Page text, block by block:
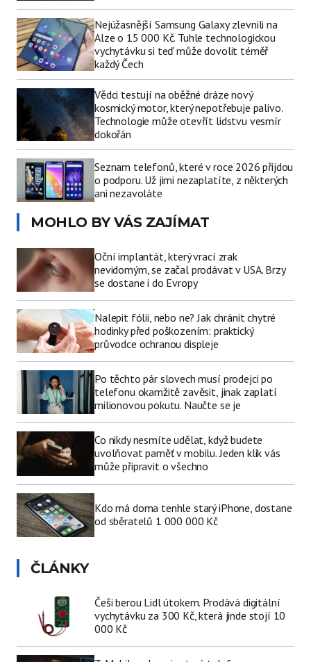
Nejúžasnější Samsung Galaxy zlevnili na
Alze o 15 000 Kč. Tuhle technologickou
vychytávku si teď může dovolit téměř
každý Čech
Vědci testují na oběžné dráze nový
kosmický motor, který nepotřebuje palivo.
Technologie může otevřít lidstvu vesmír
dokořán
Seznam telefonů, které v roce 2026 přijdou
o podporu. Už jimi nezaplatíte, z některých
ani nezavoláte
MOHLO BY VÁS ZAJÍMAT
Oční implantát, který vrací zrak
nevidomým, se začal prodávat v USA. Brzy
se dostane i do Evropy
Nalepit fólii, nebo ne? Jak chránit chytré
hodinky před poškozením: praktický
průvodce ochranou displeje
Po těchto pár slovech musí prodejci po
telefonu okamžitě zavěsit, jinak zaplatí
milionovou pokutu. Naučte se je
Co nikdy nesmíte udělat, když budete
uvolňovat paměť v mobilu. Jeden klik vás
může připravit o všechno
Kdo má doma tenhle starý iPhone, dostane
od sběratelů 1 000 000 Kč
ČLÁNKY
Češi berou Lidl útokem. Prodává digitální
vychytávku za 300 Kč, která jinde stojí 10
000 Kč